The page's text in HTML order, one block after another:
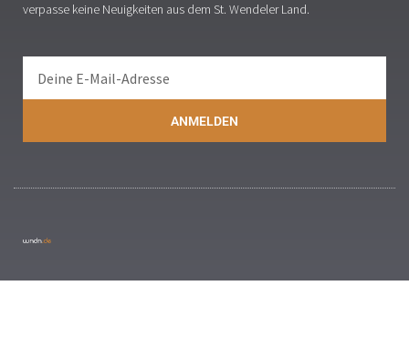
verpasse keine Neuigkeiten aus dem St. Wendeler Land.
ANMELDEN